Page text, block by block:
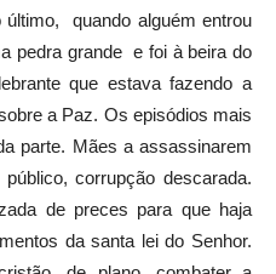
último, quando alguém entrou
pedra grande e foi à beira do
que estava fazendo a
a Paz. Os episódios mais
parte. Mães a assassinarem
corrupção descarada.
de preces para que haja
da santa lei do Senhor.